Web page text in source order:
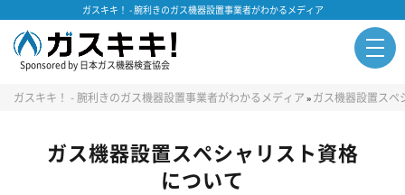
ガスキキ！ - 腕利きのガス機器設置事業者がわかるメディア
Sponsored by 日本ガス機器検査協会
ガスキキ！ - 腕利きのガス機器設置事業者がわかるメディア»ガス機器設置スペ
ガス機器設置スペシャリスト資格
について